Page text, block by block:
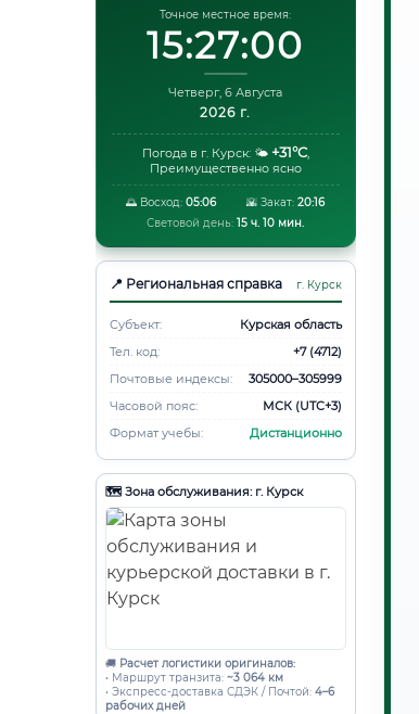
Точное местное время:
15:27:01
Четверг, 6 Августа
2026 г.
Погода в г. Курск: 🌤️ +31°C,
Преимущественно ясно
🌅 Восход:05:06 🌇 Закат: 20:16
Световой день: 15 ч. 10 мин.
📍 Региональная справка г. Курск
Субъект:
Курская область
Тел. код:
+7 (4712)
Почтовые индексы:
305000–305999
Часовой пояс:
МСК (UTC+3)
Формат учебы:
Дистанционно
🗺️ Зона обслуживания: г. Курск
🚚 Расчет логистики оригиналов:
• Маршрут транзита: ~3 064 км
• Экспресс-доставка СДЭК / Почтой: 4–6
рабочих дней